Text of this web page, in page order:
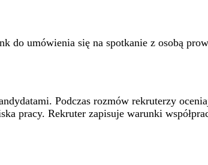
do umówienia się na spotkanie z osobą
Podczas rozmów rekruterzy
pracy. Rekruter zapisuje warunki